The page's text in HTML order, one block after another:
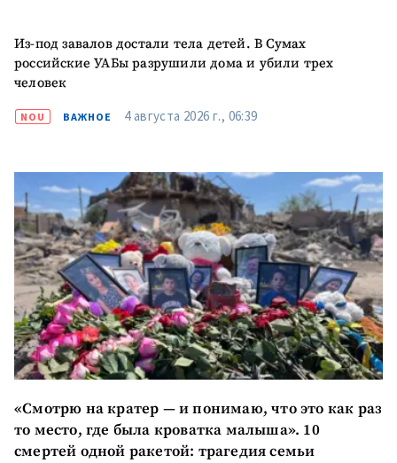
Из-под завалов достали тела детей. В Сумах
российские УАБы разрушили дома и убили трех
человек
NOU ВАЖНОЕ 4 августа 2026 г., 06:39
«Смотрю на кратер — и понимаю, что это как раз
то место, где была кроватка малыша». 10
смертей одной ракетой: трагедия семьи
конфиденциальности.